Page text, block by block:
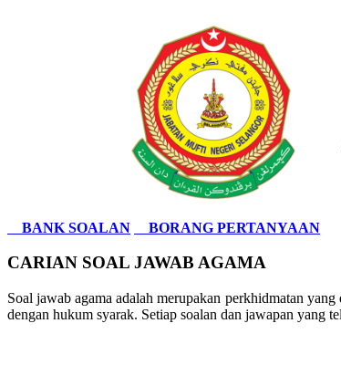
BANK SOALAN BORANG PERTANYAAN
CARIAN SOAL JAWAB AGAMA
Soal jawab agama adalah merupakan perkhidmatan
dengan hukum syarak. Setiap soalan dan jawapan yang